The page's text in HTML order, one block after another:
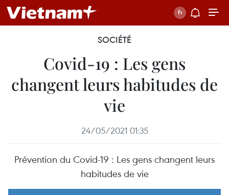
SOCIÉTÉ
Covid-19 : Les gens
changent leurs habitudes de
vie
24/05/2021 01:35
Prévention du Covid-19 : Les gens changent leurs
habitudes de vie